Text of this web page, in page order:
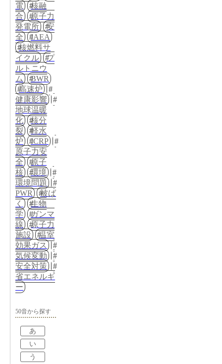
電
核融
合
原子力
発電所
安
全
IAEA
核燃料サ
イクル
プ
ルトニウ
ム
BWR
高速炉
健康影響
地球温暖
化
核分
裂
軽水
炉
ICRP
原子力安
全
原子
核
環境
環境問題
PWR
被ば
く
生物
学
ガンマ
線
原子力
施設
温室
効果ガス
気候変動
安全対策
省エネルギ
ー
50音から探す
あ
い
う